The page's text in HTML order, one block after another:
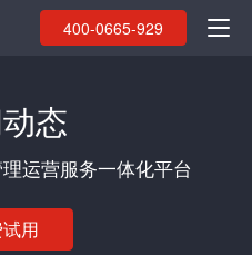
400-0665-929
态
运营服务一体化平台
用